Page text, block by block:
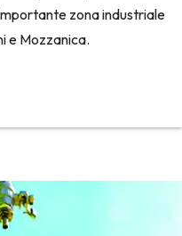
zona industriale
e Mozzanica.